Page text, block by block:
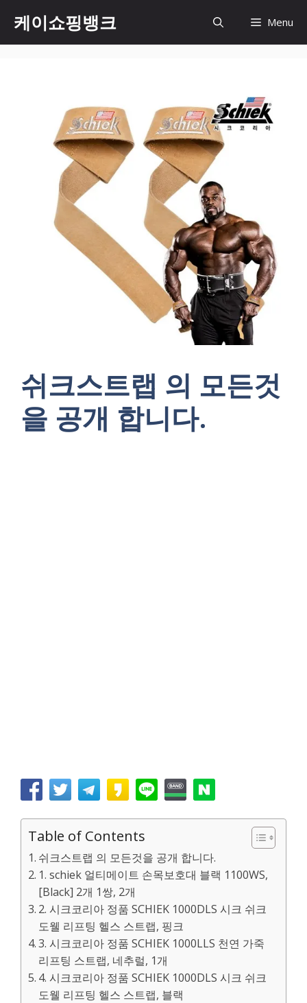
content
케이쇼핑뱅크 Menu
쉬크스트랩 의 모든것
을 공개 합니다.
Table of Contents
쉬크스트랩 의 모든것을 공개 합니다.
1. schiek 얼티메이트 손목보호대 블랙 1100WS,
[Black] 2개 1쌍, 2개
2. 시크코리아 정품 SCHIEK 1000DLS 시크 쉬크
도웰 리프팅 헬스 스트랩, 핑크
3. 시크코리아 정품 SCHIEK 1000LLS 천연 가죽
리프팅 스트랩, 네추럴, 1개
4. 시크코리아 정품 SCHIEK 1000DLS 시크 쉬크
도웰 리프팅 헬스 스트랩, 블랙